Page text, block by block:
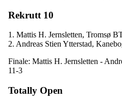
Rekrutt 10
1. Mattis H. Jernsletten, Tromsø
2. Andreas Stien Ytterstad,
Finale: Mattis H. Jernsletten -
11-3
Totally Open